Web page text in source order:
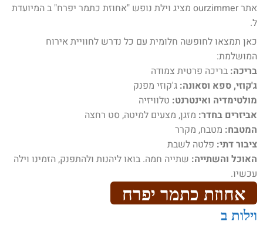
אתר ourzimmer מציג וילת נופש "אחוזת כתמר יפרח" ב המיועדת
ל.
כאן תמצאו לחופשה חלומית עם כל נדרש לחוויית אירוח
המושלמת:
בריכה: בריכה פרטית צמודה
ג'קוזי, ספא וסאונה: ג'קוזי מפנק
מולטימדיה ואינטרנט: טלוויזיה
אביזרים בחדר: מזגן, מצעים למיטה, סט רחצה
המטבח: מטבח, מקרר
ציבור דתי: פלטה לשבת
האוכל והשתייה: שתייה חמה. בואו ליהנות ולהתפנק, הזמינו וילה
עכשיו.
אחוזת כתמר יפרח
וילות ב